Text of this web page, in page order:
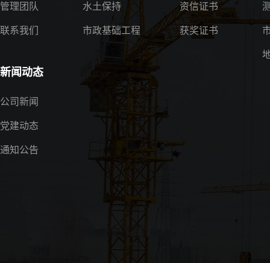
管理团队
联系我们
水土保持
市政基础工程
资信证书
获奖证书
新闻动态
公司新闻
党建动态
通知公告